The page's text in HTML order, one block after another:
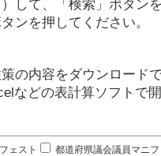
して、「検索」ボタン
ンを押してください。
の内容をダウンロードで
などの表計算ソフトで
ェスト 都道府県議会議員マニフ